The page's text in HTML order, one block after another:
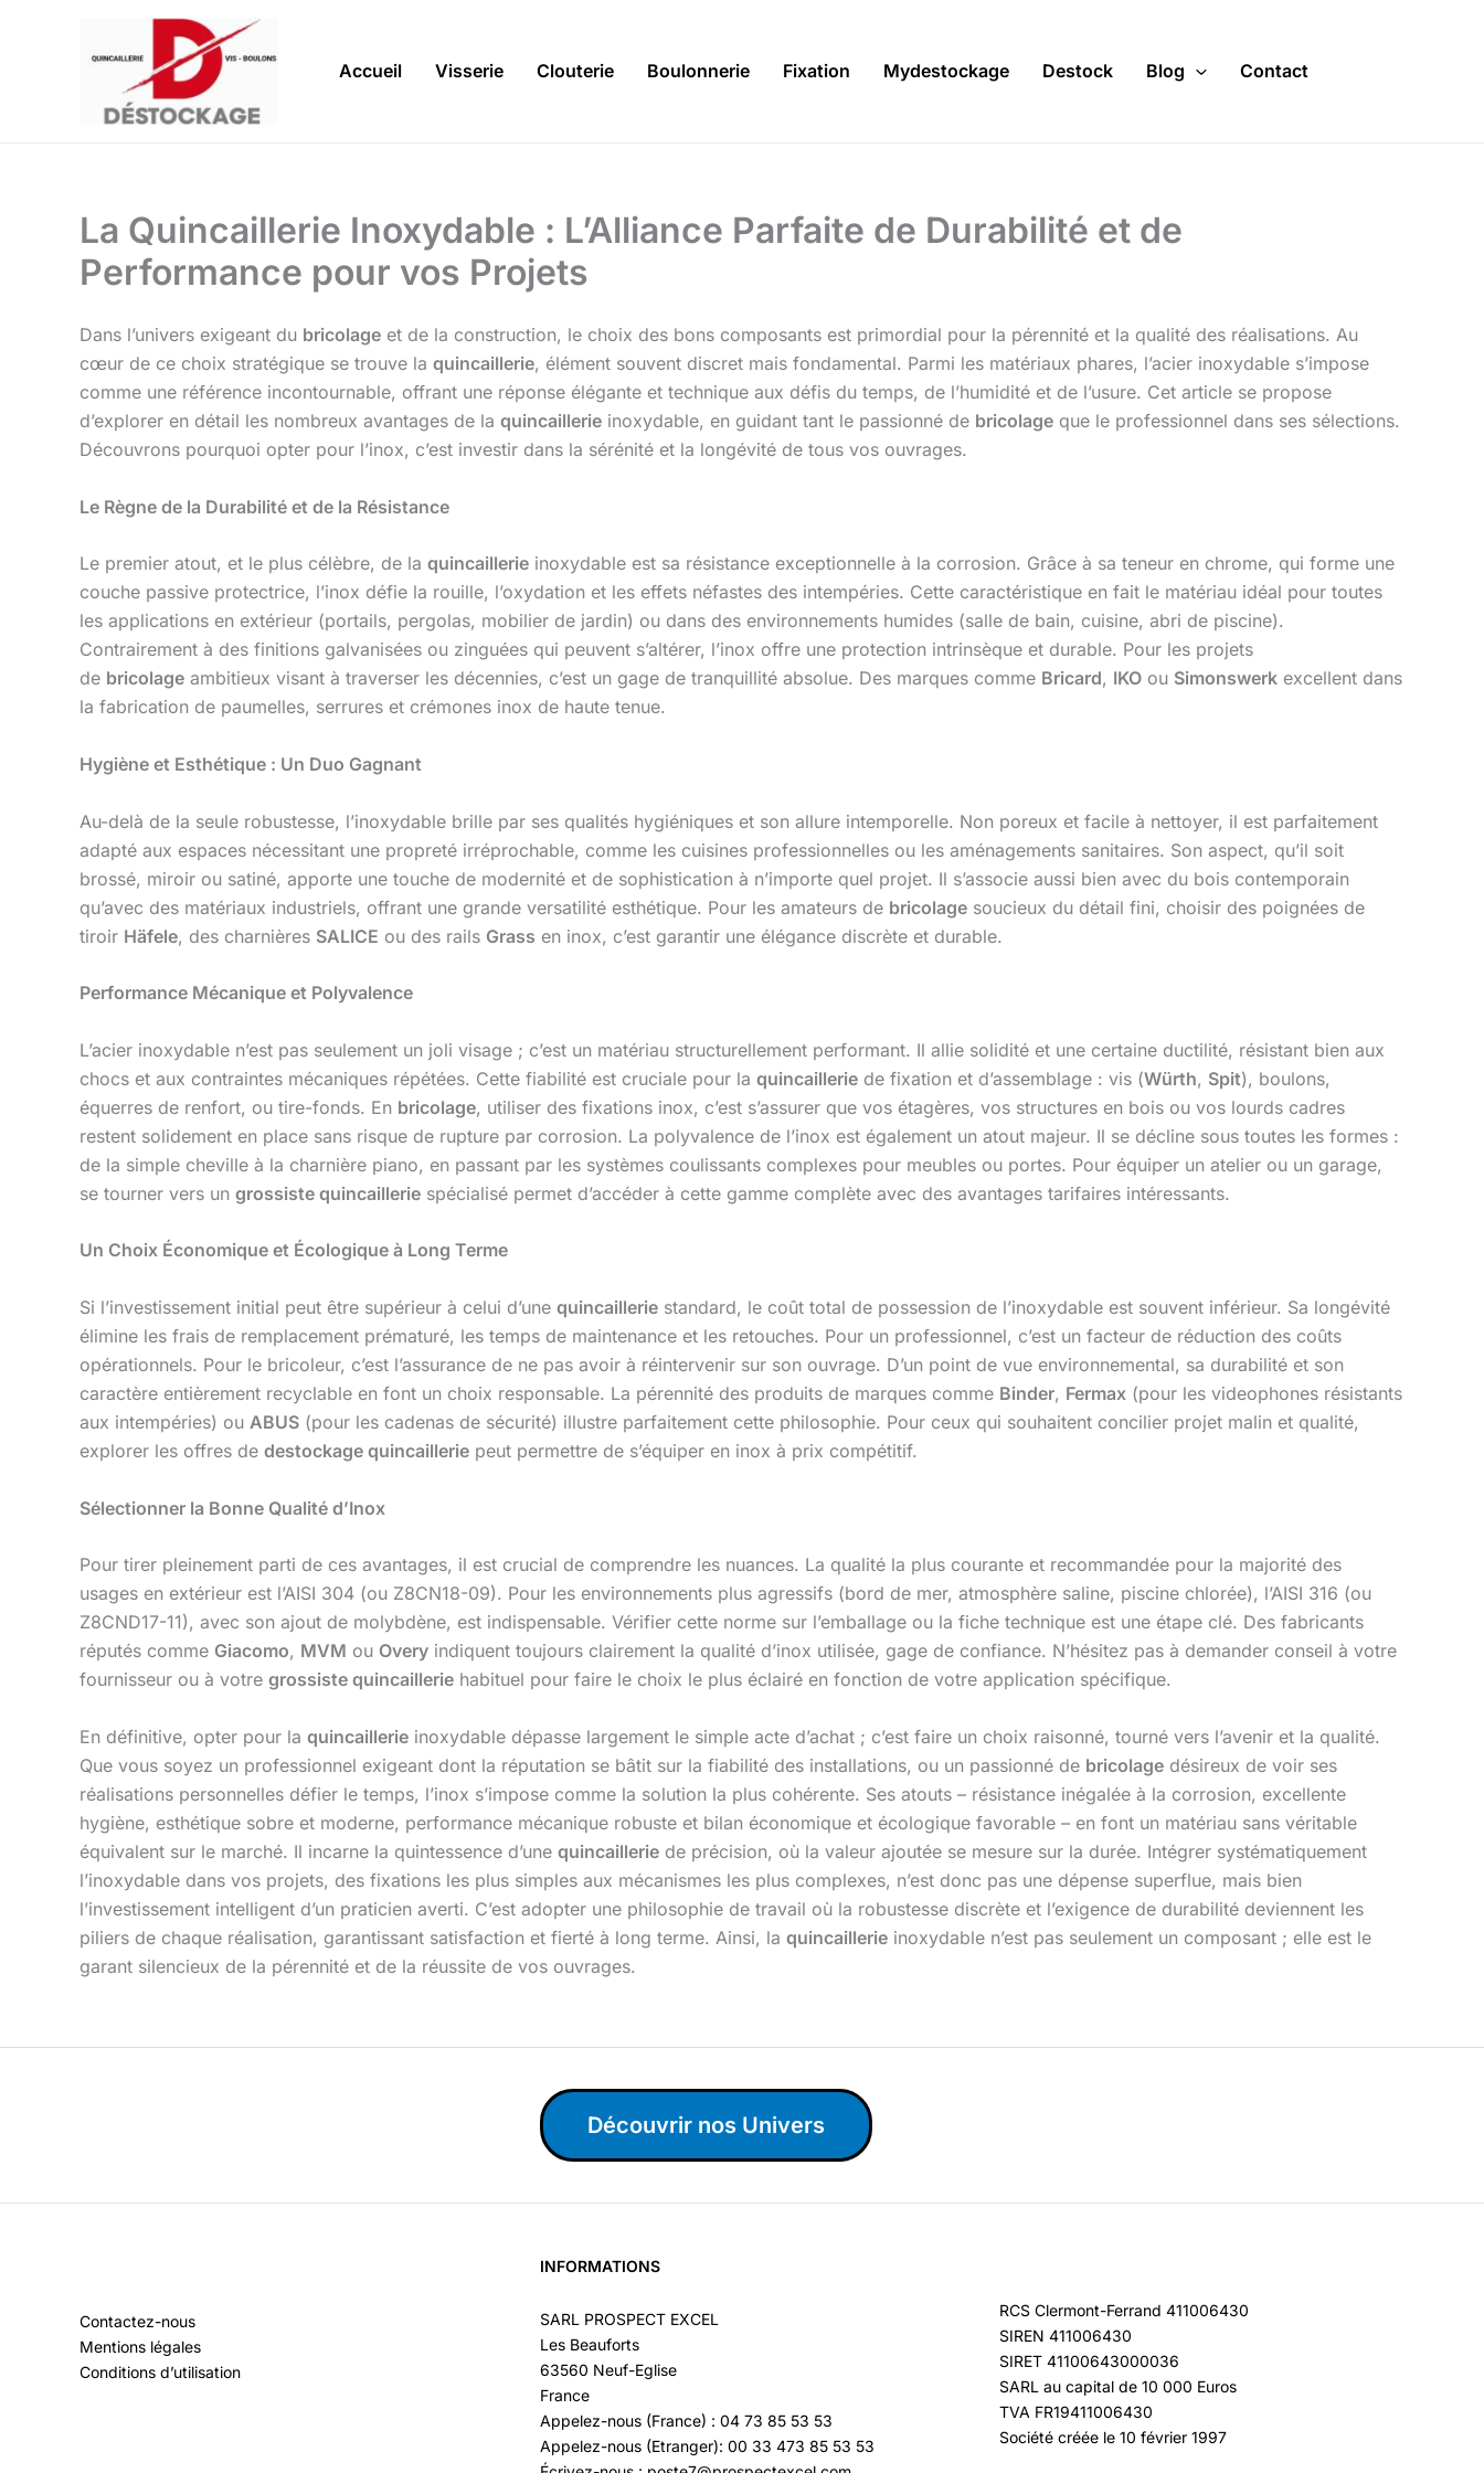
Accueil Visserie Clouterie Boulonnerie Fixation Mydestockage Destock Blog Contact
La Quincaillerie Inoxydable : L’Alliance Parfaite de Durabilité et de
Performance pour vos Projets
Dans l’univers exigeant du bricolage et de la construction, le choix des bons composants est primordial pour la pérennité et la qualité des réalisations. Au
cœur de ce choix stratégique se trouve la quincaillerie, élément souvent discret mais fondamental. Parmi les matériaux phares, l’acier inoxydable s’impose
comme une référence incontournable, offrant une réponse élégante et technique aux défis du temps, de l’humidité et de l’usure. Cet article se propose
d’explorer en détail les nombreux avantages de la quincaillerie inoxydable, en guidant tant le passionné de bricolage que le professionnel dans ses sélections.
Découvrons pourquoi opter pour l’inox, c’est investir dans la sérénité et la longévité de tous vos ouvrages.
Le Règne de la Durabilité et de la Résistance
Le premier atout, et le plus célèbre, de la quincaillerie inoxydable est sa résistance exceptionnelle à la corrosion. Grâce à sa teneur en chrome, qui forme une
couche passive protectrice, l’inox défie la rouille, l’oxydation et les effets néfastes des intempéries. Cette caractéristique en fait le matériau idéal pour toutes
les applications en extérieur (portails, pergolas, mobilier de jardin) ou dans des environnements humides (salle de bain, cuisine, abri de piscine).
Contrairement à des finitions galvanisées ou zinguées qui peuvent s’altérer, l’inox offre une protection intrinsèque et durable. Pour les projets
de bricolage ambitieux visant à traverser les décennies, c’est un gage de tranquillité absolue. Des marques comme Bricard, IKO ou Simonswerk excellent dans
la fabrication de paumelles, serrures et crémones inox de haute tenue.
Hygiène et Esthétique : Un Duo Gagnant
Au-delà de la seule robustesse, l’inoxydable brille par ses qualités hygiéniques et son allure intemporelle. Non poreux et facile à nettoyer, il est parfaitement
adapté aux espaces nécessitant une propreté irréprochable, comme les cuisines professionnelles ou les aménagements sanitaires. Son aspect, qu’il soit
brossé, miroir ou satiné, apporte une touche de modernité et de sophistication à n’importe quel projet. Il s’associe aussi bien avec du bois contemporain
qu’avec des matériaux industriels, offrant une grande versatilité esthétique. Pour les amateurs de bricolage soucieux du détail fini, choisir des poignées de
tiroir Häfele, des charnières SALICE ou des rails Grass en inox, c’est garantir une élégance discrète et durable.
Performance Mécanique et Polyvalence
L’acier inoxydable n’est pas seulement un joli visage ; c’est un matériau structurellement performant. Il allie solidité et une certaine ductilité, résistant bien aux
chocs et aux contraintes mécaniques répétées. Cette fiabilité est cruciale pour la quincaillerie de fixation et d’assemblage : vis (Würth, Spit), boulons,
équerres de renfort, ou tire-fonds. En bricolage, utiliser des fixations inox, c’est s’assurer que vos étagères, vos structures en bois ou vos lourds cadres
restent solidement en place sans risque de rupture par corrosion. La polyvalence de l’inox est également un atout majeur. Il se décline sous toutes les formes :
de la simple cheville à la charnière piano, en passant par les systèmes coulissants complexes pour meubles ou portes. Pour équiper un atelier ou un garage,
se tourner vers un grossiste quincaillerie spécialisé permet d’accéder à cette gamme complète avec des avantages tarifaires intéressants.
Un Choix Économique et Écologique à Long Terme
Si l’investissement initial peut être supérieur à celui d’une quincaillerie standard, le coût total de possession de l’inoxydable est souvent inférieur. Sa longévité
élimine les frais de remplacement prématuré, les temps de maintenance et les retouches. Pour un professionnel, c’est un facteur de réduction des coûts
opérationnels. Pour le bricoleur, c’est l’assurance de ne pas avoir à réintervenir sur son ouvrage. D’un point de vue environnemental, sa durabilité et son
caractère entièrement recyclable en font un choix responsable. La pérennité des produits de marques comme Binder, Fermax (pour les videophones résistants
aux intempéries) ou ABUS (pour les cadenas de sécurité) illustre parfaitement cette philosophie. Pour ceux qui souhaitent concilier projet malin et qualité,
explorer les offres de destockage quincaillerie peut permettre de s’équiper en inox à prix compétitif.
Sélectionner la Bonne Qualité d’Inox
Pour tirer pleinement parti de ces avantages, il est crucial de comprendre les nuances. La qualité la plus courante et recommandée pour la majorité des
usages en extérieur est l’AISI 304 (ou Z8CN18-09). Pour les environnements plus agressifs (bord de mer, atmosphère saline, piscine chlorée), l’AISI 316 (ou
Z8CND17-11), avec son ajout de molybdène, est indispensable. Vérifier cette norme sur l’emballage ou la fiche technique est une étape clé. Des fabricants
réputés comme Giacomo, MVM ou Overy indiquent toujours clairement la qualité d’inox utilisée, gage de confiance. N’hésitez pas à demander conseil à votre
fournisseur ou à votre grossiste quincaillerie habituel pour faire le choix le plus éclairé en fonction de votre application spécifique.
En définitive, opter pour la quincaillerie inoxydable dépasse largement le simple acte d’achat ; c’est faire un choix raisonné, tourné vers l’avenir et la qualité.
Que vous soyez un professionnel exigeant dont la réputation se bâtit sur la fiabilité des installations, ou un passionné de bricolage désireux de voir ses
réalisations personnelles défier le temps, l’inox s’impose comme la solution la plus cohérente. Ses atouts – résistance inégalée à la corrosion, excellente
hygiène, esthétique sobre et moderne, performance mécanique robuste et bilan économique et écologique favorable – en font un matériau sans véritable
équivalent sur le marché. Il incarne la quintessence d’une quincaillerie de précision, où la valeur ajoutée se mesure sur la durée. Intégrer systématiquement
l’inoxydable dans vos projets, des fixations les plus simples aux mécanismes les plus complexes, n’est donc pas une dépense superflue, mais bien
l’investissement intelligent d’un praticien averti. C’est adopter une philosophie de travail où la robustesse discrète et l’exigence de durabilité deviennent les
piliers de chaque réalisation, garantissant satisfaction et fierté à long terme. Ainsi, la quincaillerie inoxydable n’est pas seulement un composant ; elle est le
garant silencieux de la pérennité et de la réussite de vos ouvrages.
Découvrir nos Univers
Contactez-nous
Mentions légales
Conditions d’utilisation
INFORMATIONS
SARL PROSPECT EXCEL
Les Beauforts
63560 Neuf-Eglise
France
Appelez-nous (France) : 04 73 85 53 53
Appelez-nous (Etranger): 00 33 473 85 53 53
RCS Clermont-Ferrand 411006430
SIREN 411006430
SIRET 41100643000036
SARL au capital de 10 000 Euros
TVA FR19411006430
Société créée le 10 février 1997